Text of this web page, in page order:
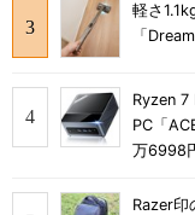
軽さ
「
Ryzen 7
PC「
万6998
Razer印